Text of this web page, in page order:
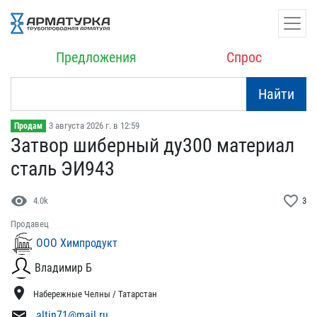
Предложения Спрос
Найти
Продам 3 августа 2026 г. в 12:59
Затвор шиберный ду300 ма​териал
сталь ЭИ943
visibility 4.0k favorite_border 3
Продавец
ООО Химпродукт
Владимир Б
location_on Набережные Челны / Татарстан